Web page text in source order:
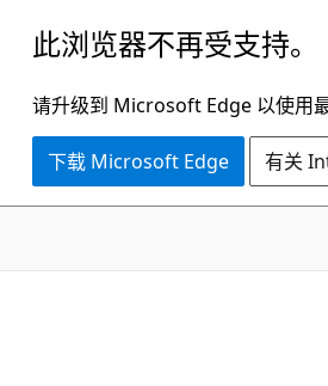
此浏览器不再受支持。
请升级到 Microsoft Edge 以使用
下载 Microsoft Edge 有关